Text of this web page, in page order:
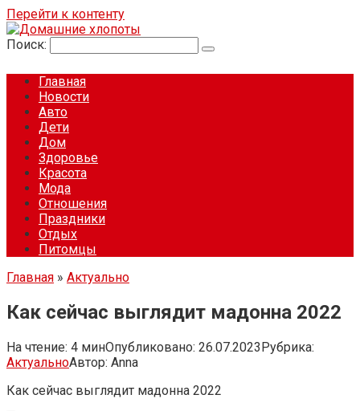
Перейти к контенту
Поиск:
Главная
Новости
Авто
Дети
Дом
Здоровье
Красота
Мода
Отношения
Праздники
Отдых
Питомцы
Главная » Актуально
Как сейчас выглядит мадонна 2022
На чтение: 4 минОпубликовано: 26.07.2023Рубрика:
АктуальноАвтор: Anna
Как сейчас выглядит мадонна 2022